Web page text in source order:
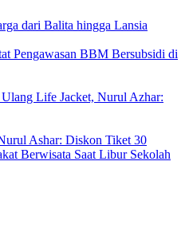
dari Balita hingga Lansia
Pengawasan BBM Bersubsidi di
Life Jacket, Nurul Azhar:
Ashar: Diskon Tiket 30
Berwisata Saat Libur Sekolah